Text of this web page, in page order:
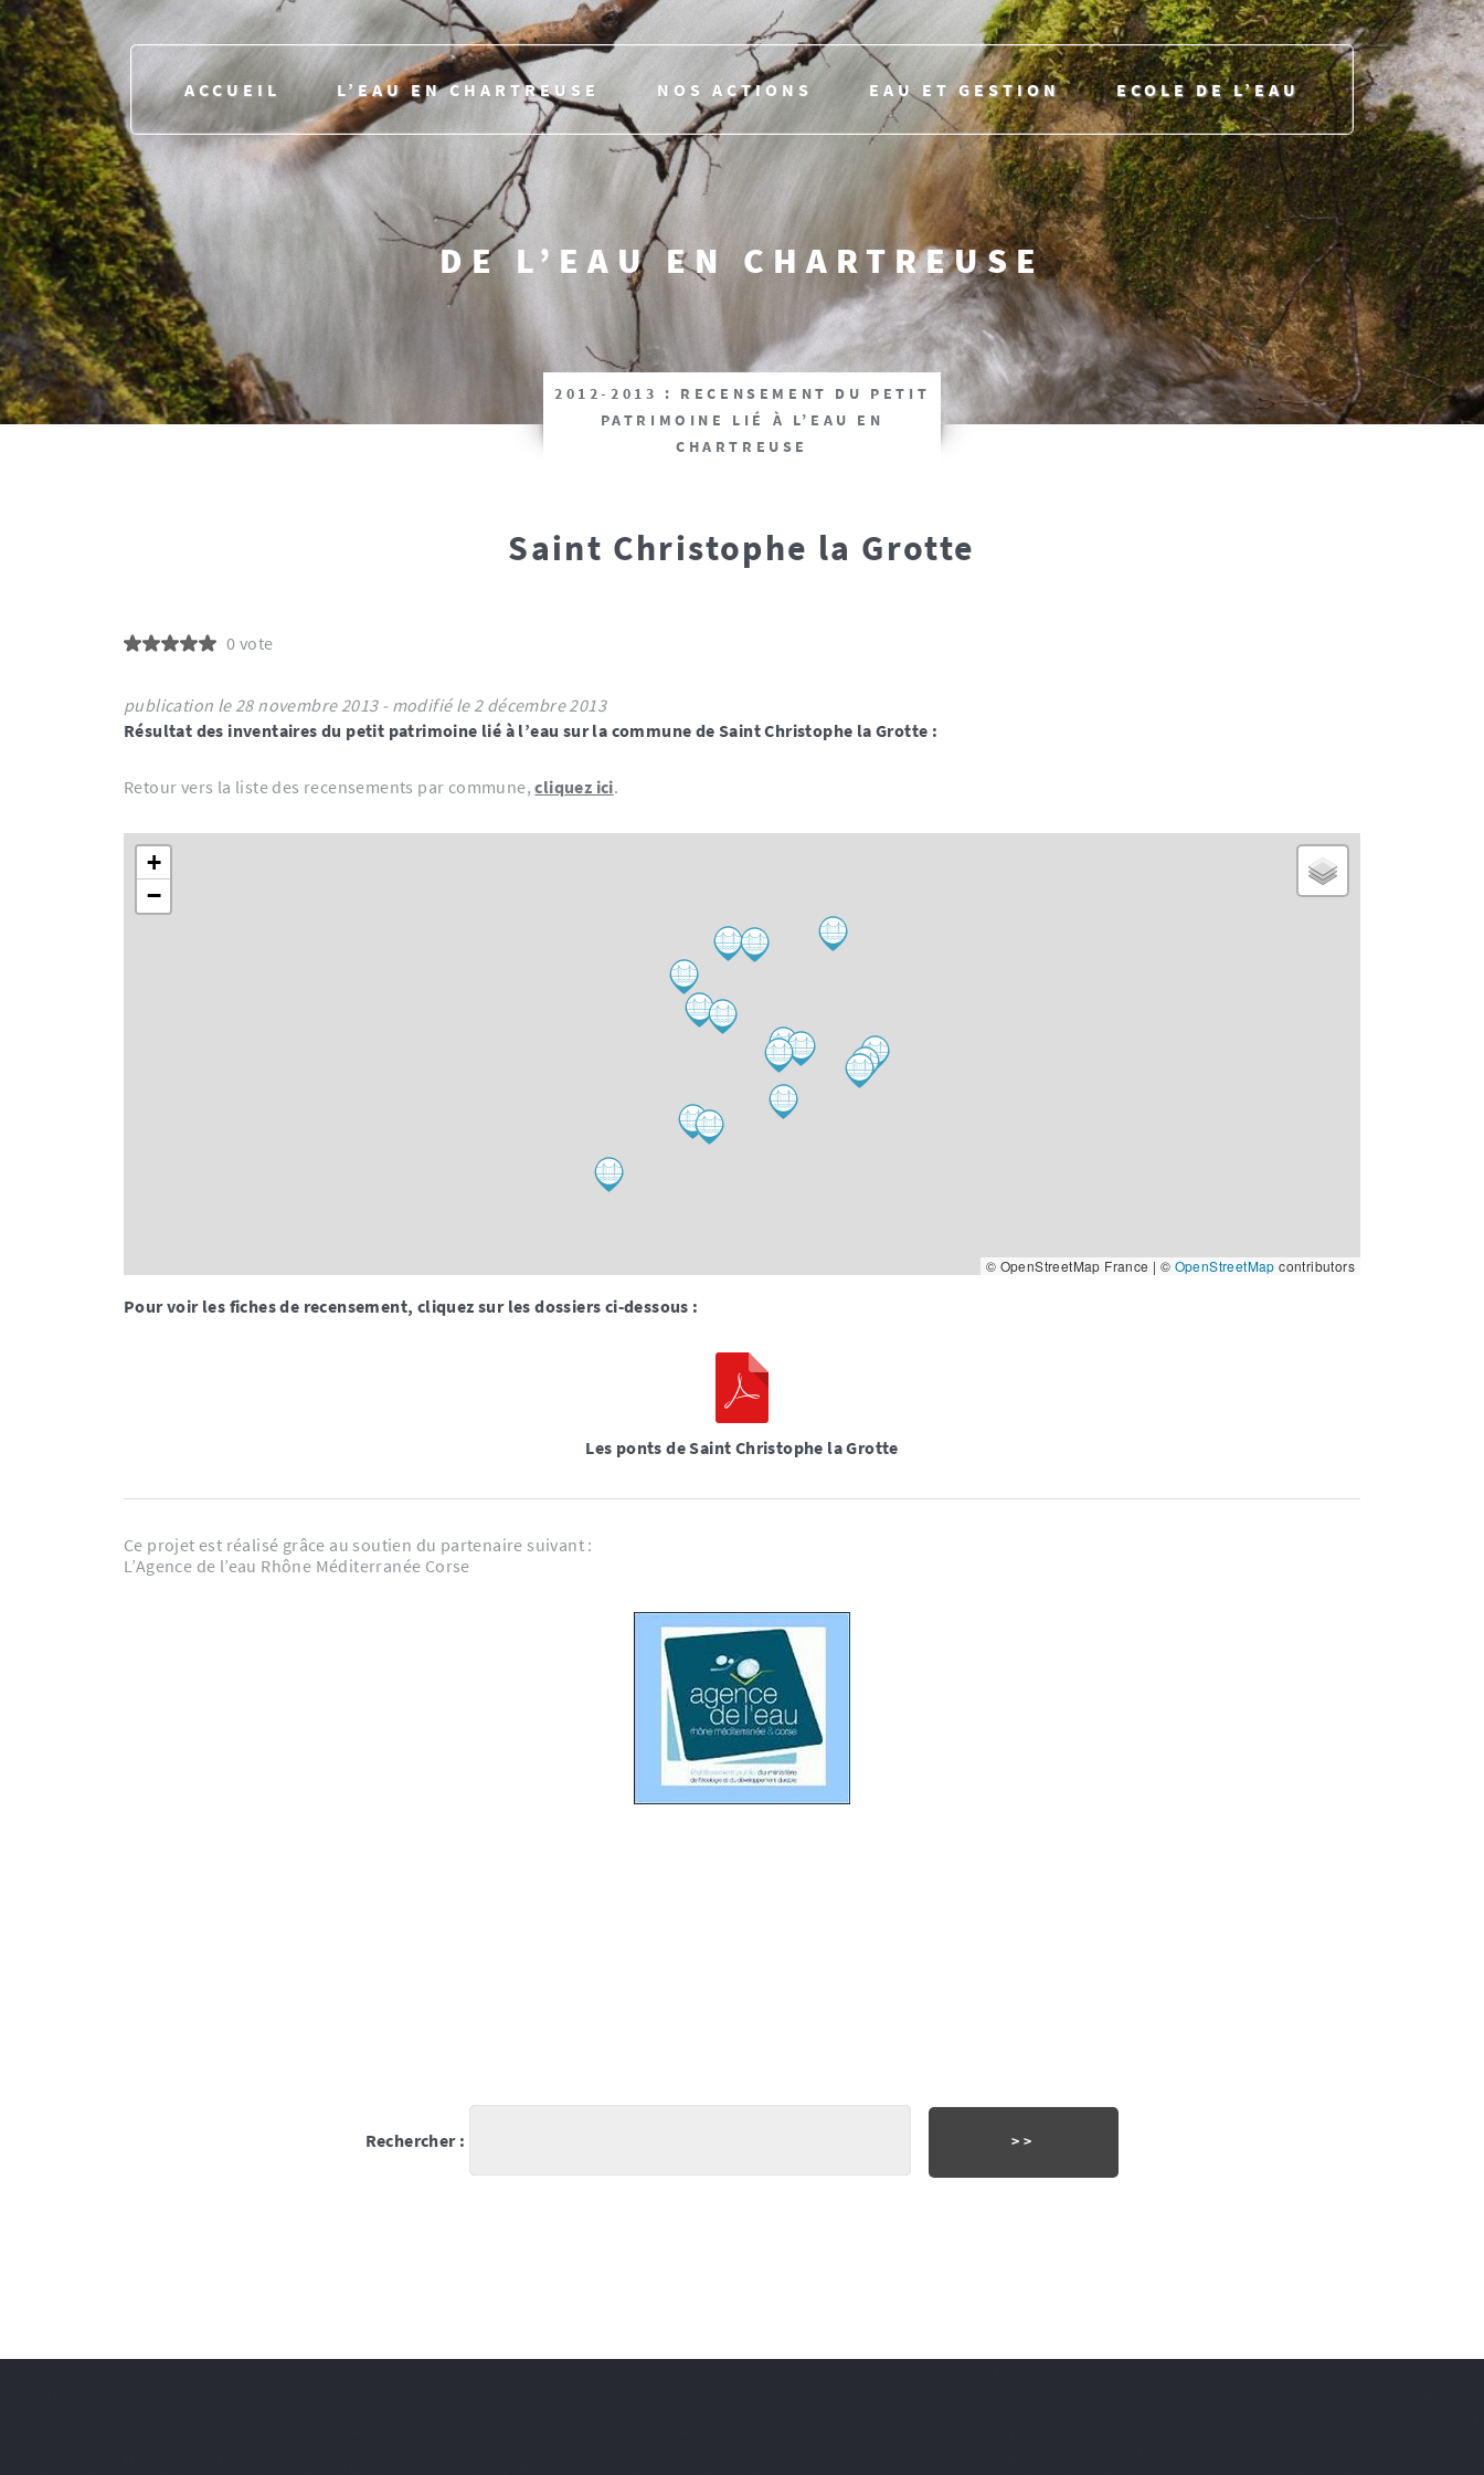
DE L’EAU EN CHARTREUSE
ACCUEIL L’EAU EN CHARTREUSE NOS ACTIONS EAU ET GESTION ECOLE DE L’EAU
2012-2013 : RECENSEMENT DU PETIT
PATRIMOINE LIÉ À L’EAU EN
CHARTREUSE
Saint Christophe la Grotte
0 vote
publication le 28 novembre 2013 - modifié le 2 décembre 2013
Résultat des inventaires du petit patrimoine lié à l’eau sur la commune de Saint Christophe la Grotte :
Retour vers la liste des recensements par commune,cliquez ici.
+
−
© OpenStreetMap France | © OpenStreetMap contributors
Pour voir les fiches de recensement, cliquez sur les dossiers ci-dessous :
Les ponts de Saint Christophe la Grotte
Ce projet est réalisé grâce au soutien du partenaire suivant :
L’Agence de l’eau Rhône Méditerranée Corse
Rechercher :